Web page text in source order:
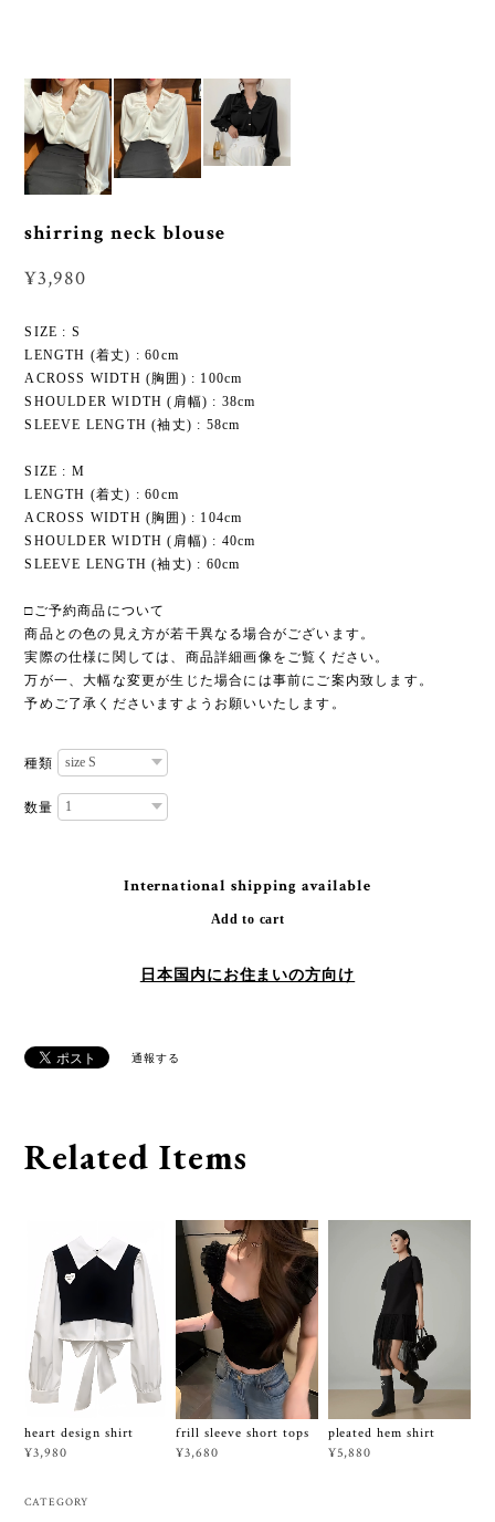
shirring neck blouse
¥3,980
SIZE : S
LENGTH (着丈) : 60cm
ACROSS WIDTH (胸囲) : 100cm
SHOULDER WIDTH (肩幅) : 38cm
SLEEVE LENGTH (袖丈) : 58cm
SIZE : M
LENGTH (着丈) : 60cm
ACROSS WIDTH (胸囲) : 104cm
SHOULDER WIDTH (肩幅) : 40cm
SLEEVE LENGTH (袖丈) : 60cm
□ご予約商品について
商品との色の見え方が若干異なる場合がございます。
実際の仕様に関しては、商品詳細画像をご覧ください。
万が一、大幅な変更が生じた場合には事前にご案内致します。
予めご了承くださいますようお願いいたします。
種類
数量
International shipping available
Add to cart
日本国内にお住まいの方向け
通報する
Related Items
heart design shirt
¥3,980
frill sleeve short tops
¥3,680
pleated hem shirt
¥5,880
CATEGORY